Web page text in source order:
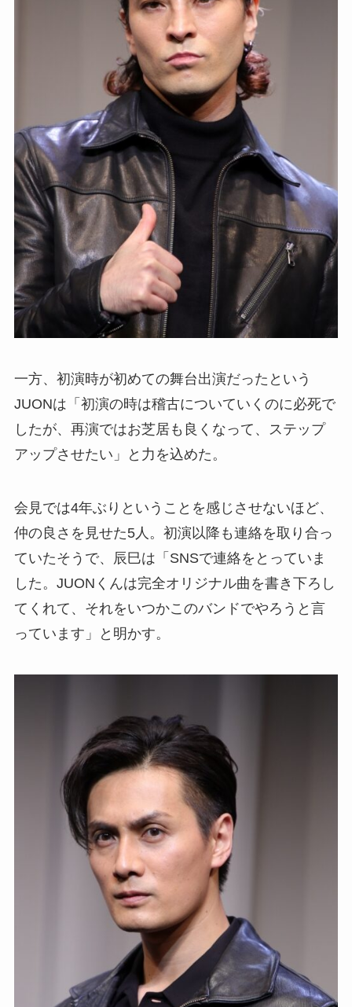
一方、初演時が初めての舞台出演だったという
JUONは「初演の時は稽古についていくのに必死で
したが、再演ではお芝居も良くなって、ステップ
アップさせたい」と力を込めた。
会見では4年ぶりということを感じさせないほど、
仲の良さを見せた5人。初演以降も連絡を取り合っ
ていたそうで、辰巳は「SNSで連絡をとっていま
した。JUONくんは完全オリジナル曲を書き下ろし
てくれて、それをいつかこのバンドでやろうと言
っています」と明かす。